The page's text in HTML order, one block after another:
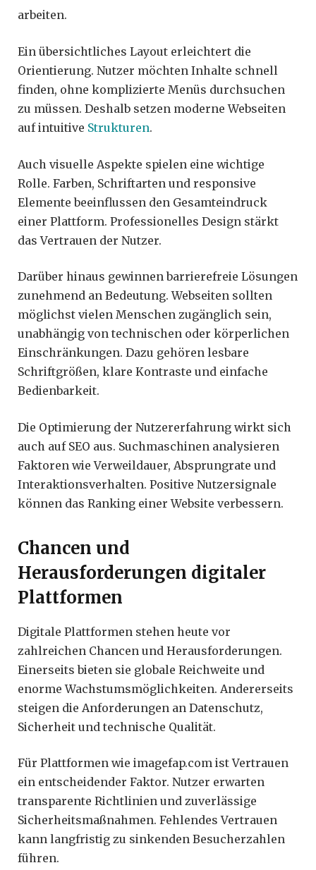
arbeiten.
Ein übersichtliches Layout erleichtert die
Orientierung. Nutzer möchten Inhalte schnell
finden, ohne komplizierte Menüs durchsuchen
zu müssen. Deshalb setzen moderne Webseiten
auf intuitive Strukturen.
Auch visuelle Aspekte spielen eine wichtige
Rolle. Farben, Schriftarten und responsive
Elemente beeinflussen den Gesamteindruck
einer Plattform. Professionelles Design stärkt
das Vertrauen der Nutzer.
Darüber hinaus gewinnen barrierefreie Lösungen
zunehmend an Bedeutung. Webseiten sollten
möglichst vielen Menschen zugänglich sein,
unabhängig von technischen oder körperlichen
Einschränkungen. Dazu gehören lesbare
Schriftgrößen, klare Kontraste und einfache
Bedienbarkeit.
Die Optimierung der Nutzererfahrung wirkt sich
auch auf SEO aus. Suchmaschinen analysieren
Faktoren wie Verweildauer, Absprungrate und
Interaktionsverhalten. Positive Nutzersignale
können das Ranking einer Website verbessern.
Chancen und
Herausforderungen digitaler
Plattformen
Digitale Plattformen stehen heute vor
zahlreichen Chancen und Herausforderungen.
Einerseits bieten sie globale Reichweite und
enorme Wachstumsmöglichkeiten. Andererseits
steigen die Anforderungen an Datenschutz,
Sicherheit und technische Qualität.
Für Plattformen wie imagefap.com ist Vertrauen
ein entscheidender Faktor. Nutzer erwarten
transparente Richtlinien und zuverlässige
Sicherheitsmaßnahmen. Fehlendes Vertrauen
kann langfristig zu sinkenden Besucherzahlen
führen.